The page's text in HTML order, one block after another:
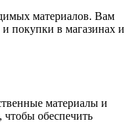
материалов. Вам
и покупки в магазинах и
материалы и
обеспечить